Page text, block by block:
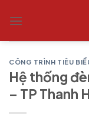
qua
CÔNG TRÌNH TIÊU
Hệ thống
– TP Thanh